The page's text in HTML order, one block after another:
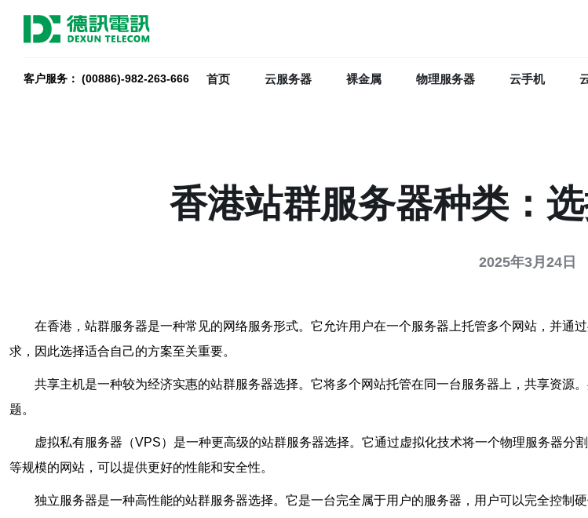
客户服务： (00886)-982-263-666 首页 云服务器 裸金属 物理服务器 云手机
香港站群服务器种类：
2025年3月24日
在香港，站群服务器是一种常见的网络服务形式。它允许用户在一个服务器上托管多个网站，并通
求，因此选择适合自己的方案至关重要。
共享主机是一种较为经济实惠的站群服务器选择。它将多个网站托管在同一台服务器上，共享资源
题。
虚拟私有服务器（VPS）是一种更高级的站群服务器选择。它通过虚拟化技术将一个物理服务器
等规模的网站，可以提供更好的性能和安全性。
独立服务器是一种高性能的站群服务器选择。它是一台完全属于用户的服务器，用户可以完全控制